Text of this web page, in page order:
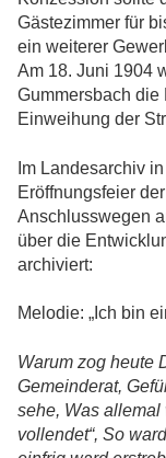
Gästezimmer für
ein weiterer
Am 18. Juni 1904
Gummersbach die
Einweihung der
Im Landesarchiv
Eröffnungsfeier
Anschlusswegen
über die
archiviert:
Melodie: „Ich bin
Warum zog heute
Gemeinderat,
sehe, Was allemal
vollendet“, So